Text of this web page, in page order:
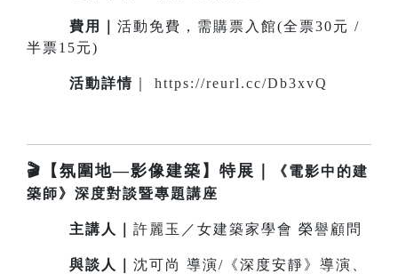
費用｜ 活動免費，需購票入館(全票30元 /
半票15元)
活動詳情 https://reurl.cc/Db3xvQ
🎬【氛圍地—影像建築】特展｜
《電影中的建
築師》深度對談暨專題講座
主講人 許麗玉／女建築家學會 榮譽顧問
與談 人
沈可尚 導演/《深度安靜》導演、